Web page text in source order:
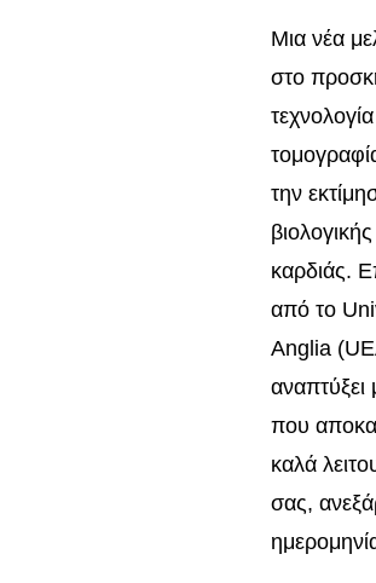
Μια νέα
στο
την
καρδιάς.
από το
Anglia
αναπτύξει
που
καλά
σας,